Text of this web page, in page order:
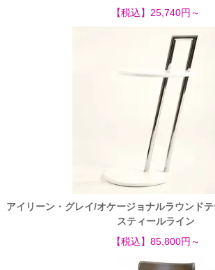
【税込】25,740円～
アイリーン・グレイ/オケージョナルラウンド
スティールライン
【税込】85,800円～